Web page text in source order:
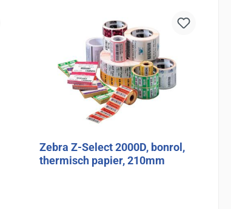
Zebra Z-Select 2000D, bonrol,
thermisch papier, 210mm